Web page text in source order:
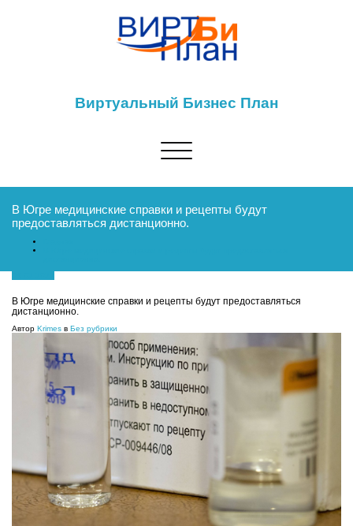
Виртуальный Бизнес План
Показать/
Скрыть
В Югре медицинские справки и рецепты будут
предоставляться дистанционно.
В Югре медицинские справки и рецепты будут предоставляться
дистанционно.
Автор Krimes в Без рубрики